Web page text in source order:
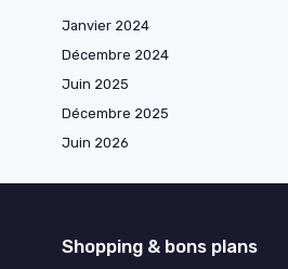
Janvier 2024
Décembre 2024
Juin 2025
Décembre 2025
Juin 2026
Shopping & bons plans